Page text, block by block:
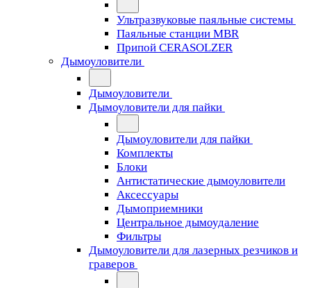
Ультразвуковые паяльные системы
Паяльные станции MBR
Припой CERASOLZER
Дымоуловители
Дымоуловители
Дымоуловители для пайки
Дымоуловители для пайки
Комплекты
Блоки
Антистатические дымоуловители
Аксессуары
Дымоприемники
Центральное дымоудаление
Фильтры
Дымоуловители для лазерных резчиков и
граверов